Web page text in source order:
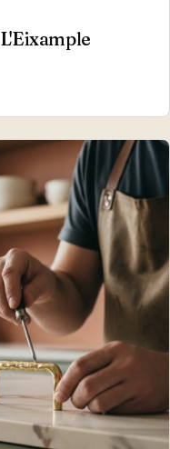
L'Eixample